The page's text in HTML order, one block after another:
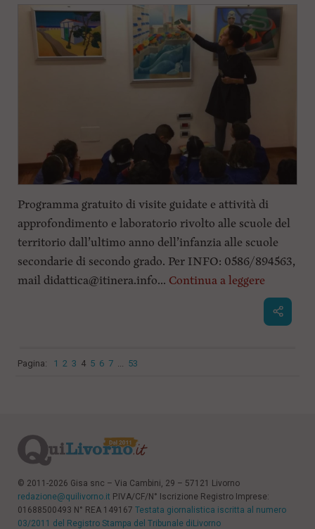
Programma gratuito di visite guidate e attività di
approfondimento e laboratorio rivolto alle scuole del
territorio dall’ultimo anno dell’infanzia alle scuole
secondarie di secondo grado. Per INFO: 0586/894563,
mail didattica@itinera.info... Continua a leggere
Pagina: 1 2 3 4 5 6 7 53
© 2011-2026 Gisa snc – Via Cambini, 29 – 57121 Livorno
redazione@quilivorno.it P.IVA/CF/N° Iscrizione Registro Imprese:
01688500493 N° REA 149167 Testata giornalistica iscritta al numero
03/2011 del Registro Stampa del Tribunale diLivorno